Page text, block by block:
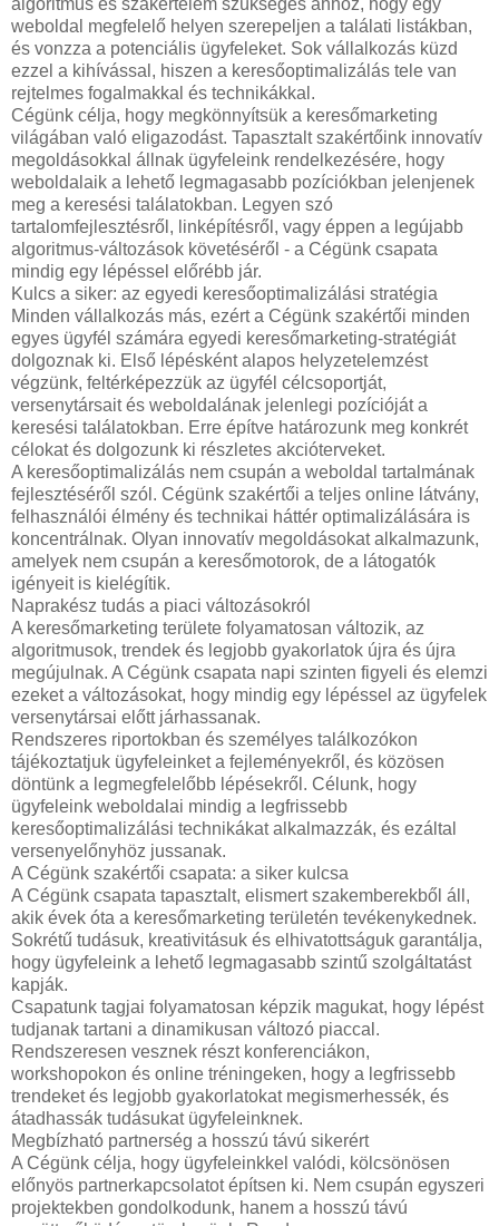
weboldal megfelelő helyen szerepeljen a találati listákban,
és vonzza a potenciális ügyfeleket. Sok vállalkozás küzd
ezzel a kihívással, hiszen a keresőoptimalizálás tele van
rejtelmes fogalmakkal és technikákkal.
Cégünk célja, hogy megkönnyítsük a keresőmarketing
világában való eligazodást. Tapasztalt szakértőink innovatív
megoldásokkal állnak ügyfeleink rendelkezésére, hogy
weboldalaik a lehető legmagasabb pozíciókban jelenjenek
meg a keresési találatokban. Legyen szó
tartalomfejlesztésről, linképítésről, vagy éppen a legújabb
algoritmus-változások követéséről - a Cégünk csapata
mindig egy lépéssel előrébb jár.
Kulcs a siker: az egyedi keresőoptimalizálási stratégia
Minden vállalkozás más, ezért a Cégünk szakértői minden
egyes ügyfél számára egyedi keresőmarketing-stratégiát
dolgoznak ki. Első lépésként alapos helyzetelemzést
végzünk, feltérképezzük az ügyfél célcsoportját,
versenytársait és weboldalának jelenlegi pozícióját a
keresési találatokban. Erre építve határozunk meg konkrét
célokat és dolgozunk ki részletes akcióterveket.
A keresőoptimalizálás nem csupán a weboldal tartalmának
fejlesztéséről szól. Cégünk szakértői a teljes online látvány,
felhasználói élmény és technikai háttér optimalizálására is
koncentrálnak. Olyan innovatív megoldásokat alkalmazunk,
amelyek nem csupán a keresőmotorok, de a látogatók
igényeit is kielégítik.
Naprakész tudás a piaci változásokról
A keresőmarketing területe folyamatosan változik, az
algoritmusok, trendek és legjobb gyakorlatok újra és újra
megújulnak. A Cégünk csapata napi szinten figyeli és elemzi
ezeket a változásokat, hogy mindig egy lépéssel az ügyfelek
versenytársai előtt járhassanak.
Rendszeres riportokban és személyes találkozókon
tájékoztatjuk ügyfeleinket a fejleményekről, és közösen
döntünk a legmegfelelőbb lépésekről. Célunk, hogy
ügyfeleink weboldalai mindig a legfrissebb
keresőoptimalizálási technikákat alkalmazzák, és ezáltal
versenyelőnyhöz jussanak.
A Cégünk szakértői csapata: a siker kulcsa
A Cégünk csapata tapasztalt, elismert szakemberekből áll,
akik évek óta a keresőmarketing területén tevékenykednek.
Sokrétű tudásuk, kreativitásuk és elhivatottságuk garantálja,
hogy ügyfeleink a lehető legmagasabb szintű szolgáltatást
kapják.
Csapatunk tagjai folyamatosan képzik magukat, hogy lépést
tudjanak tartani a dinamikusan változó piaccal.
Rendszeresen vesznek részt konferenciákon,
workshopokon és online tréningeken, hogy a legfrissebb
trendeket és legjobb gyakorlatokat megismerhessék, és
átadhassák tudásukat ügyfeleinknek.
Megbízható partnerség a hosszú távú sikerért
A Cégünk célja, hogy ügyfeleinkkel valódi, kölcsönösen
előnyös partnerkapcsolatot építsen ki. Nem csupán egyszeri
projektekben gondolkodunk, hanem a hosszú távú